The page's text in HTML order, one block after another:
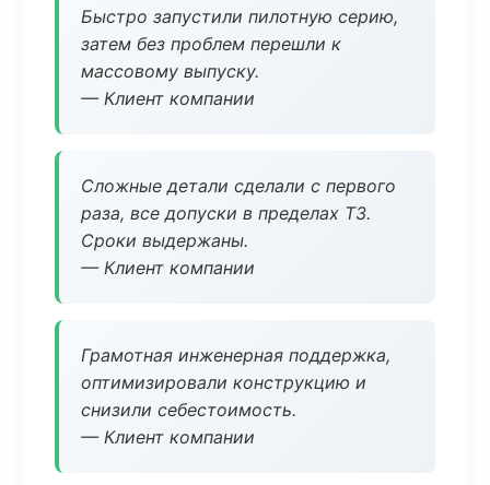
Быстро запустили пилотную серию,
затем без проблем перешли к
массовому выпуску.
— Клиент компании
Сложные детали сделали с первого
раза, все допуски в пределах ТЗ.
Сроки выдержаны.
— Клиент компании
Грамотная инженерная поддержка,
оптимизировали конструкцию и
снизили себестоимость.
— Клиент компании